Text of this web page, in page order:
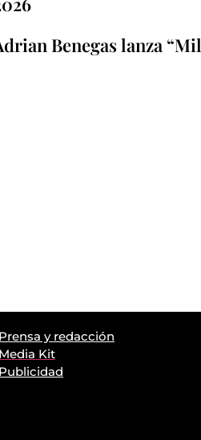
Benegas lanza
Prensa y redacción
Media Kit
Publicidad